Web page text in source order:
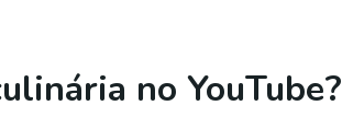
no YouTube?